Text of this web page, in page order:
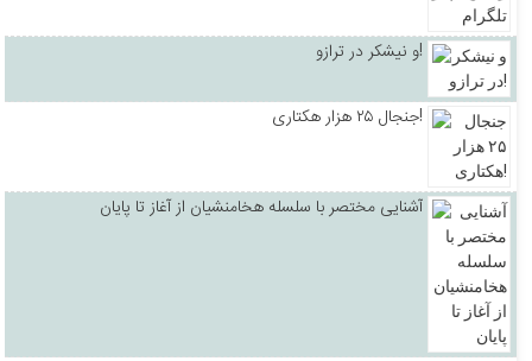
و نیشکر در ترازو!
جنجال ۲۵ هزار هکتاری!
آشنایی مختصر با سلسله هخامنشیان از آغاز تا پایان